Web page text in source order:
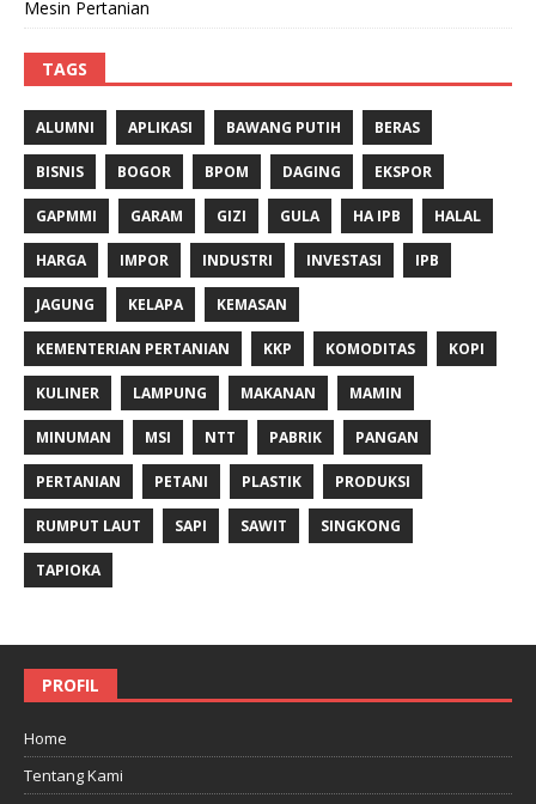
Mesin Pertanian
TAGS
ALUMNI APLIKASI BAWANG PUTIH BERAS
BISNIS BOGOR BPOM DAGING EKSPOR
GAPMMI GARAM GIZI GULA HA IPB HALAL
HARGA IMPOR INDUSTRI INVESTASI IPB
JAGUNG KELAPA KEMASAN
KEMENTERIAN PERTANIAN KKP KOMODITAS KOPI
KULINER LAMPUNG MAKANAN MAMIN
MINUMAN MSI NTT PABRIK PANGAN
PERTANIAN PETANI PLASTIK PRODUKSI
RUMPUT LAUT SAPI SAWIT SINGKONG
TAPIOKA
PROFIL
Home
Tentang Kami